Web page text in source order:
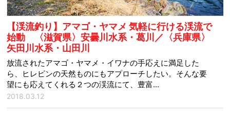
【渓流釣り】アマゴ・ヤマメ 気軽に行ける渓流で
始動 〈滋賀県〉安曇川水系・葛川／〈兵庫県〉
矢田川水系・山田川
放流されたアマゴ・ヤマメ・イワナの手応えに満足した
ら、ヒレピンの天然ものにもアプローチしたい。そんな要
望にも応えてくれる２つの渓流にて、豊富...
2018.03.12